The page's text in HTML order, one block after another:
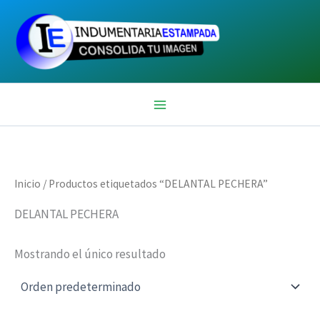
contenido
Inicio / Productos etiquetados “DELANTAL PECHERA”
DELANTAL PECHERA
Mostrando el único resultado